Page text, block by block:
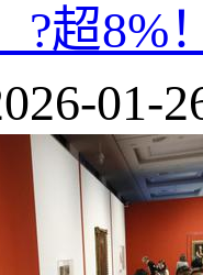
?超8%
01-